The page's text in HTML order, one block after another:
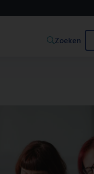
Zoeken